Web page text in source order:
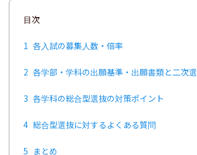
目次
1 各入試の募集人数・倍率
2 各学部・学科の出願基準・出願書類と二次
3 各学科の総合型選抜の対策ポイント
4 総合型選抜に対するよくある質問
5 まとめ